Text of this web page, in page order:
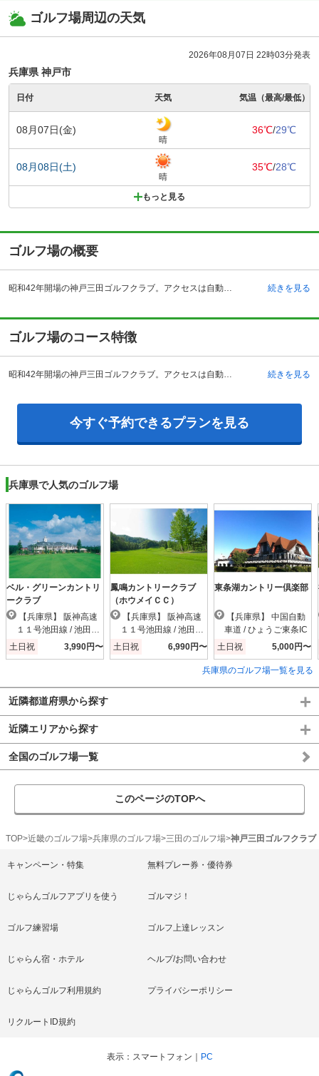
ゴルフ場周辺の天気
2026年08月07日 22時03分発表
兵庫県 神戸市
日付 天気 気温（最高/最低）
08月07日(金)
晴
36℃/29℃
08月08日(土)
晴
35℃/28℃
もっと見る
ゴルフ場の概要
昭和42年開場の神戸三田ゴルフクラブ。アクセスは自動車を利用の場合、中国自動車道・吉川インターチェンジから約15分、舞鶴若狭自動車道路・三田西インターチェンジから約10分、電車の場合はJR福知山線・相野駅よりタクシーを利用して約10分ほどです。ゴルフコースはゆるやかでフラットな林間コースで、各ホール間は松林でセパレートされ、落ち着きのある空間が広がります。クラブハウスには和・洋・中の各種料理が楽しめるレストランやラウンジ、浴場などを完備。浴場にはサウナも備えられているため、疲れた体をゆっくりと癒しながら、一日のプレーを振り返ることができます。また、清潔感あふれるパウダールームも整えられているなど、女性にもうれしい設備・環境です。 続きを見る
ゴルフ場のコース特徴
昭和42年開場の神戸三田ゴルフクラブ。アクセスは自動車を利用の場合、中国自動車道・吉川インターチェンジから約15分、舞鶴若狭自動車道路・三田西インターチェンジから約10分、電車の場合はJR福知山線・相野駅よりタクシーを利用して約10分ほどです。ゴルフコースはゆるやかでフラットな林間コースで、各ホール間は松林でセパレートされ、落ち着きのある空間が広がります。クラブハウスには和・洋・中の各種料理が楽しめるレストランやラウンジ、浴場などを完備。浴場にはサウナも備えられているため、疲れた体をゆっくりと癒しながら、一日のプレーを振り返ることができます。また、清潔感あふれるパウダールームも整えられているなど、女性にもうれしい設備・環境です。 続きを見る
今すぐ予約できるプランを見る
兵庫県で人気のゴルフ場
ベル・グリーンカントリ
ークラブ
１１号池田線 / 池田木
部IC
土日祝 3,990円〜
鳳鳴カントリークラブ
（ホウメイＣＣ）
１１号池田線 / 池田木
部IC
土日祝 6,990円〜
東条湖カントリー倶楽部
車道 / ひょうご東条IC
土日祝
5,000円〜
兵庫県のゴルフ場一覧を見る
近隣都道府県から探す
近隣エリアから探す
全国のゴルフ場一覧
このページのTOPへ
TOP 近畿のゴルフ場 兵庫県のゴルフ場 三田のゴルフ場 神戸三田ゴルフクラブ
キャンペーン・特集 無料プレー券・優待券
じゃらんゴルフアプリを使う ゴルマジ！
ゴルフ練習場 ゴルフ上達レッスン
じゃらん宿・ホテル ヘルプ/お問い合わせ
じゃらんゴルフ利用規約 プライバシーポリシー
リクルートID規約
表示 スマートフォン PC